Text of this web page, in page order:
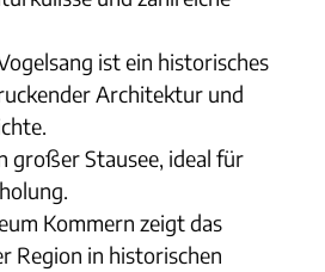
ist ein historisches
Architektur und
großer Stausee, ideal für
Kommern zeigt das
Region in historischen